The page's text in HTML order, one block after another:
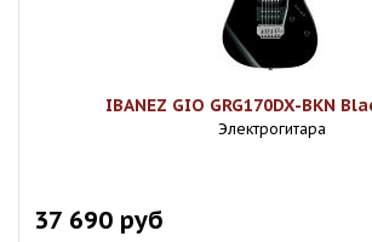
IBANEZ GIO GRG170DX-BKN
Электрогитара
37 690 руб